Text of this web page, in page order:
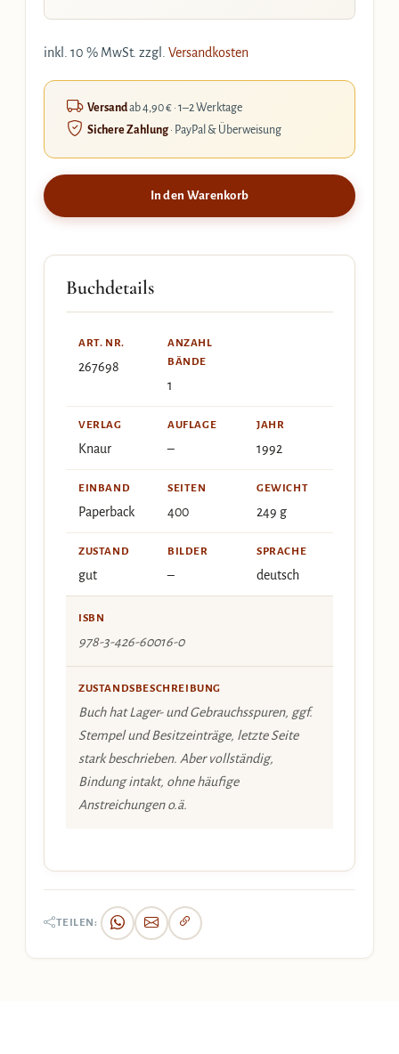
inkl. 10 % MwSt. zzgl. Versandkosten
Versandab 4,90 € · 1–2 Werktage
Sichere Zahlung· PayPal & Überweisung
In den Warenkorb
Buchdetails
ART. NR.
267698
ANZAHL
BÄNDE
1
VERLAG
Knaur
AUFLAGE
–
JAHR
1992
EINBAND
Paperback
SEITEN
400
GEWICHT
249 g
ZUSTAND
gut
BILDER
–
SPRACHE
deutsch
ISBN
978-3-426-60016-0
ZUSTANDSBESCHREIBUNG
Buch hat Lager- und Gebrauchsspuren, ggf.
Stempel und Besitzeinträge, letzte Seite
stark beschrieben. Aber vollständig,
Bindung intakt, ohne häufige
Anstreichungen o.ä.
TEILEN: